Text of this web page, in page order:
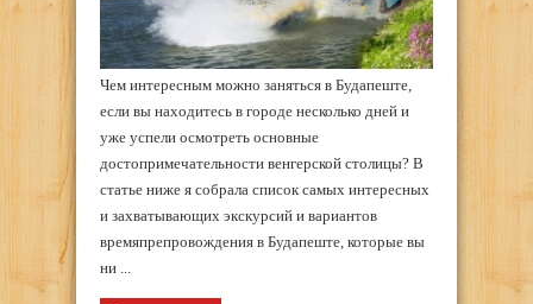
Чем интересным можно заняться в Будапеште,
если вы находитесь в городе несколько дней и
уже успели осмотреть основные
достопримечательности венгерской столицы? В
статье ниже я собрала список самых интересных
и захватывающих экскурсий и вариантов
времяпрепровождения в Будапеште, которые вы
ни ...